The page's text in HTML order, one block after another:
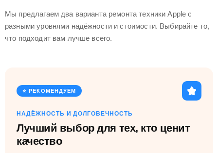
Мы предлагаем два варианта ремонта техники Apple с
разными уровнями надёжности и стоимости. Выбирайте то,
что подходит вам лучше всего.
⭐ РЕКОМЕНДУЕМ
НАДЁЖНОСТЬ И ДОЛГОВЕЧНОСТЬ
Лучший выбор для тех, кто ценит
качество